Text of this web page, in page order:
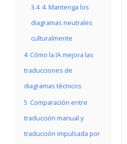
3.4 4. Mantenga los
diagramas neutrales
culturalmente
4 Cómo la IA mejora las
traducciones de
diagramas técnicos
5 Comparación entre
traducción manual y
traducción impulsada por